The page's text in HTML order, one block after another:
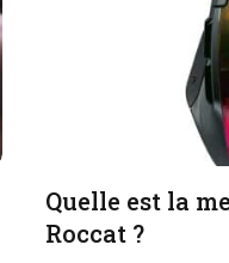
Quelle est la
Roccat ?